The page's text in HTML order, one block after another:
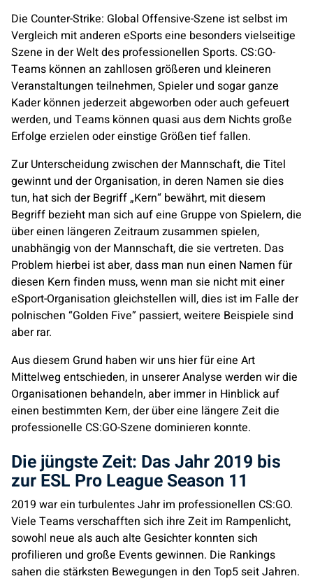
Die Counter-Strike: Global Offensive-Szene ist selbst im
Vergleich mit anderen eSports eine besonders vielseitige
Szene in der Welt des professionellen Sports. CS:GO-
Teams können an zahllosen größeren und kleineren
Veranstaltungen teilnehmen, Spieler und sogar ganze
Kader können jederzeit abgeworben oder auch gefeuert
werden, und Teams können quasi aus dem Nichts große
Erfolge erzielen oder einstige Größen tief fallen.
Zur Unterscheidung zwischen der Mannschaft, die Titel
gewinnt und der Organisation, in deren Namen sie dies
tun, hat sich der Begriff „Kern“ bewährt, mit diesem
Begriff bezieht man sich auf eine Gruppe von Spielern, die
über einen längeren Zeitraum zusammen spielen,
unabhängig von der Mannschaft, die sie vertreten. Das
Problem hierbei ist aber, dass man nun einen Namen für
diesen Kern finden muss, wenn man sie nicht mit einer
eSport-Organisation gleichstellen will, dies ist im Falle der
polnischen “Golden Five” passiert, weitere Beispiele sind
aber rar.
Aus diesem Grund haben wir uns hier für eine Art
Mittelweg entschieden, in unserer Analyse werden wir die
Organisationen behandeln, aber immer in Hinblick auf
einen bestimmten Kern, der über eine längere Zeit die
professionelle CS:GO-Szene dominieren konnte.
Die jüngste Zeit: Das Jahr 2019 bis
zur ESL Pro League Season 11
2019 war ein turbulentes Jahr im professionellen CS:GO.
Viele Teams verschafften sich ihre Zeit im Rampenlicht,
sowohl neue als auch alte Gesichter konnten sich
profilieren und große Events gewinnen. Die Rankings
sahen die stärksten Bewegungen in den Top5 seit Jahren.